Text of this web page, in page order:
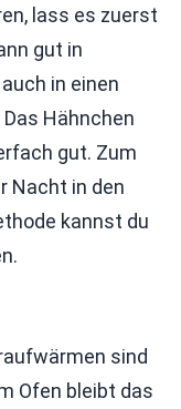
lass es zuerst
gut in
in einen
Hähnchen
gut. Zum
Nacht in den
kannst du
sind
Ofen bleibt das